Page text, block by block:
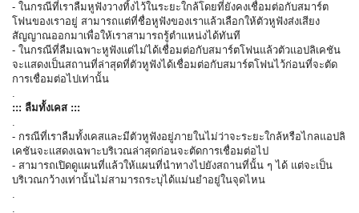
- ในกรณีที่เราลืมหูฟังวางทิ้งไว้ในระยะใกล้โดยที่ยังคงเชื่อมต่อกับสมาร์ต
โฟนของเราอยู่ สามารถแต่ที่ชื่อหูฟังของเราแล้วเลือกให้ตัวหูฟังส่งเสียง
สัญญาณออกมาเพื่อให้เราสามารถรู้ตำแหน่งได้ทันที
- ในกรณีที่ลืมเฉพาะหูฟังแต่ไม่ได้เชื่อมต่อกับสมาร์ตโฟนแล้วตัวแอปลิเคชัน
จะแสดงเป็นสถานที่ล่าสุดที่ตัวหูฟังได้เชื่อมต่อกับสมาร์ตโฟนไว้ก่อนที่จะตัด
การเชื่อมต่อไปเท่านั้น
.
::: ลืมทั้งเคส :::
.
- กรณีที่เราลืมทั้งเคสและมีตัวหูฟังอยู่ภายในไม่ว่าจะระยะใกล้หรือไกลแอปลิ
เคชันจะแสดงเฉพาะบริเวณล่าสุดก่อนจะตัดการเชื่อมต่อไป
- สามารถเปิดดูแผนที่แล้วให้แผนที่นำทางไปยังสถานที่นั้น ๆ ได้ แต่จะเป็น
บริเวณกว้างเท่านั้นไม่สามารถระบุได้แม่นยำอยู่ในจุดไหน
.
.